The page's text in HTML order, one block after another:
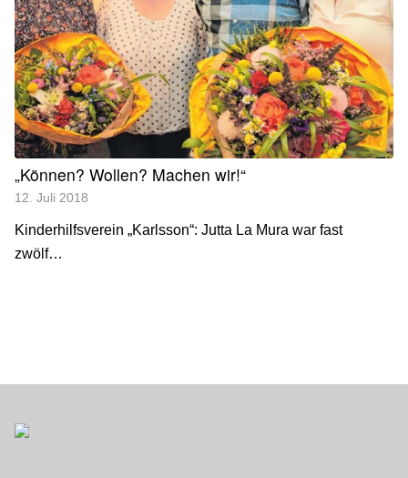
„Können? Wollen? Machen wir!“
12. Juli 2018
Kinderhilfsverein „Karlsson“: Jutta La Mura war fast
zwölf…